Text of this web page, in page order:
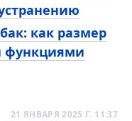
как размер
функциями
21 ЯНВАРЯ 2025 Г. 11:37